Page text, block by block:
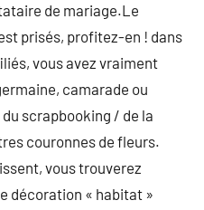
de mariage.Le
prisés, profitez-en ! dans
vous avez vraiment
camarade ou
scrapbooking / de la
couronnes de fleurs.
vous trouverez
décoration « habitat »